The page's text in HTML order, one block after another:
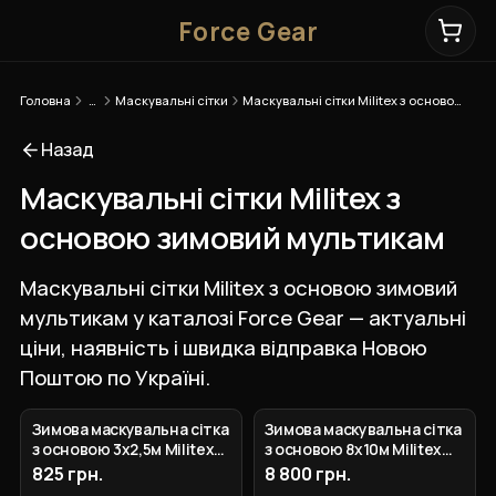
Force Gear
Головна Маскувальні сітки
Назад
Маскувальні сітки Militex з
основою зимовий мультикам
Маскувальні сітки Militex з основою зимовий
мультикам у каталозі Force Gear — актуальні
ціни, наявність і швидка відправка Новою
Поштою по Україні.
Зимова маскувальна сітка
з основою 3х2,5м Militex
Зимовий Зимовий
мультикам
825 грн.
Зимова маскувальна сітка
з основою 8х10м Militex
Зимовий мультикам
8 800 грн.